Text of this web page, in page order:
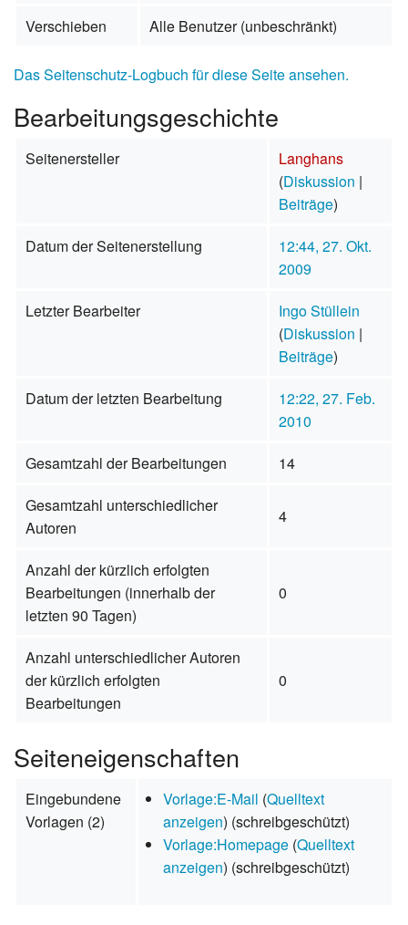
Verschieben
Alle Benutzer (unbeschränkt)
Das Seitenschutz-Logbuch für diese Seite ansehen.
Bearbeitungsgeschichte
Seitenersteller
Langhans
(Diskussion |
Beiträge)
Datum der Seitenerstellung
12:44, 27. Okt.
2009
Letzter Bearbeiter
Ingo Stüllein
(Diskussion |
Beiträge)
Datum der letzten Bearbeitung
12:22, 27. Feb.
2010
Gesamtzahl der Bearbeitungen
14
Gesamtzahl unterschiedlicher
Autoren
4
Anzahl der kürzlich erfolgten
Bearbeitungen (innerhalb der
letzten 90 Tagen)
0
Anzahl unterschiedlicher Autoren
der kürzlich erfolgten
Bearbeitungen
0
Seiteneigenschaften
Eingebundene
Vorlagen (2)
Vorlage:E-Mail (Quelltext
anzeigen) (schreibgeschützt)
Vorlage:Homepage (Quelltext
anzeigen) (schreibgeschützt)